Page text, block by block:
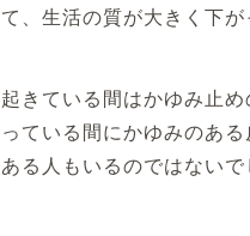
て、生活の質が大きく下
起きている間はかゆみ止
っている間にかゆみのあ
ある人もいるのではない